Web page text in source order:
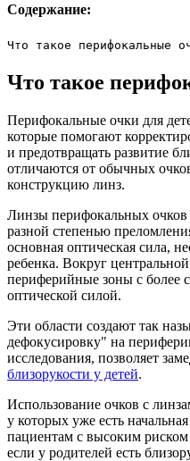
Содержание:
Что такое перифокальные
Что такое
Перифокальные очки для
которые помогают
и предотвращать развитие
отличаются от обычных
конструкцию линз.
Линзы перифокальных очков
разной степенью
основная оптическая сила,
ребенка. Вокруг
периферийные зоны с более
оптической силой.
Эти области создают так
дефокусировку" на
исследования, позволяет
близорукости у детей.
Использование очков с
у которых уже есть
пациентам с высоким
если у родителей есть